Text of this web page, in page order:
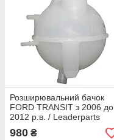
Розширювальний бачок
FORD TRANSIT з 2006 до
2012 р.в. / Leaderparts
980 ₴